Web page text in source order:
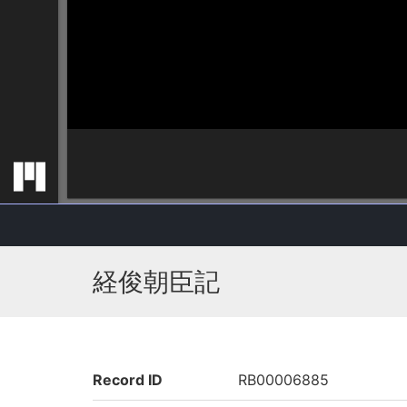
経俊朝臣記
Record ID RB00006885